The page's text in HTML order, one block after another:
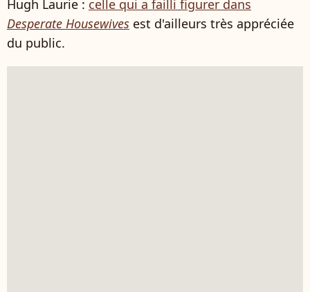
Hugh Laurie : celle qui a failli figurer dans
Desperate Housewives est d'ailleurs très appréciée
du public.